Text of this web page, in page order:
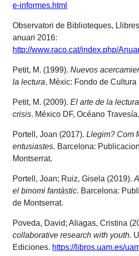
e-informes.html
Observatori de Biblioteques,
anuari 2016:
http://www.raco.cat/index.php/
Petit, M. (1999).Nuevos
la lectura. Mèxic: Fondo de Cultura
Petit, M. (2009).El arte de la
crisis. México DF, Océano Travesía.
Portell, Joan (2017).Llegim? Com
entusiastes. Barcelona:
Montserrat.
Portell, Joan; Ruiz, Gisela (2019).
el binomi fantàstic. Barcelona:
de Montserrat.
Poveda, David; Aliagas, Cristina
collaborative research with youth.
Ediciones. https://libros.uam.es/